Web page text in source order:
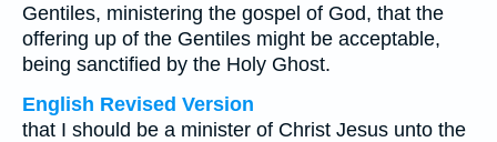
Gentiles, ministering the gospel of God, that the
offering up of the Gentiles might be acceptable,
being sanctified by the Holy Ghost.
English Revised Version
that I should be a minister of Christ Jesus unto the